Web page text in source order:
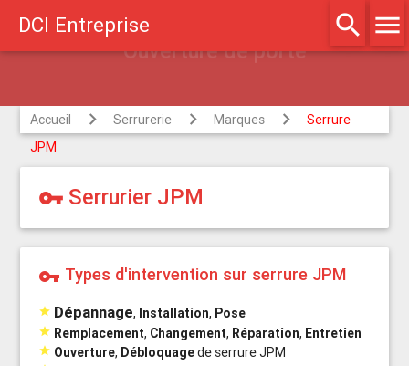
DCI Entreprise search menu
Accueil Serrurerie Marques
Serrure
JPM
vpn_key Serrurier JPM
vpn_key Types d'intervention sur serrure JPM
 Dépannage, Installation, Pose
 Remplacement, Changement, Réparation, Entretien
 Ouverture, Débloquagede serrure JPM